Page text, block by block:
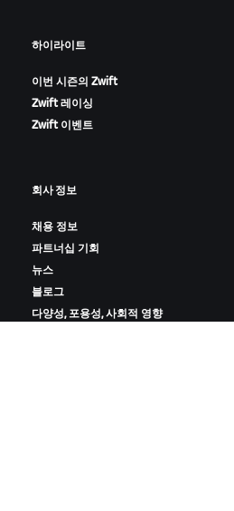
하이라이트
이번 시즌의 Zwift
Zwift 레이싱
Zwift 이벤트
회사 정보
채용 정보
파트너십 기회
뉴스
블로그
다양성, 포용성, 사회적 영향